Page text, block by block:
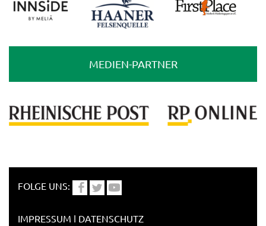
MEDIEN-PARTNER
FOLGE UNS:
IMPRESSUM ǀ DATENSCHUTZ